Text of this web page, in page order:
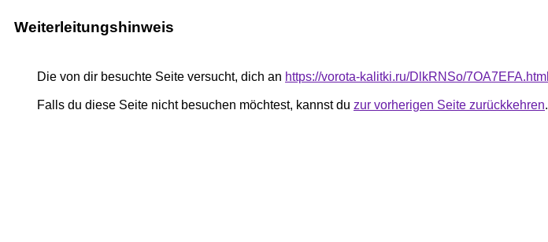
Weiterleitungshinweis
Die von dir besuchte Seite versucht, dich an https://vorota-kalitki.ru/DlkRNSo/7OA7EFA.html
Falls du diese Seite nicht besuchen möchtest, kannst du zur vorherigen Seite zurückkehren.